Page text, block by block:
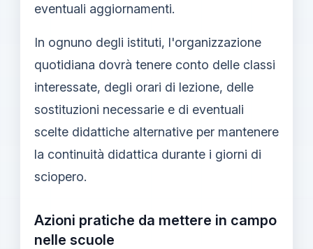
eventuali aggiornamenti.
In ognuno degli istituti, l'organizzazione
quotidiana dovrà tenere conto delle classi
interessate, degli orari di lezione, delle
sostituzioni necessarie e di eventuali
scelte didattiche alternative per mantenere
la continuità didattica durante i giorni di
sciopero.
Azioni pratiche da mettere in campo
nelle scuole